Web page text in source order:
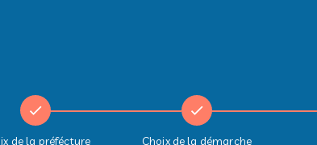
de la préfécture Choix de la démarche